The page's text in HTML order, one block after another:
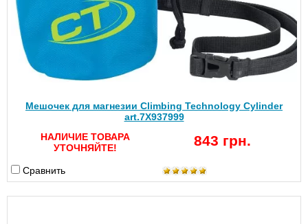
Мешочек для магнезии Climbing Technology Cylinder
art.7X937999
НАЛИЧИЕ ТОВАРА
УТОЧНЯЙТЕ!
843 грн.
Сравнить